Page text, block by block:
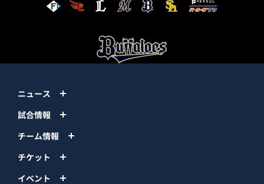
ニュース
試合情報
チーム情報
チケット
イベント